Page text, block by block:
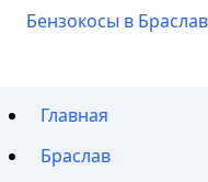
Бензокосы в
Главная
Браслав